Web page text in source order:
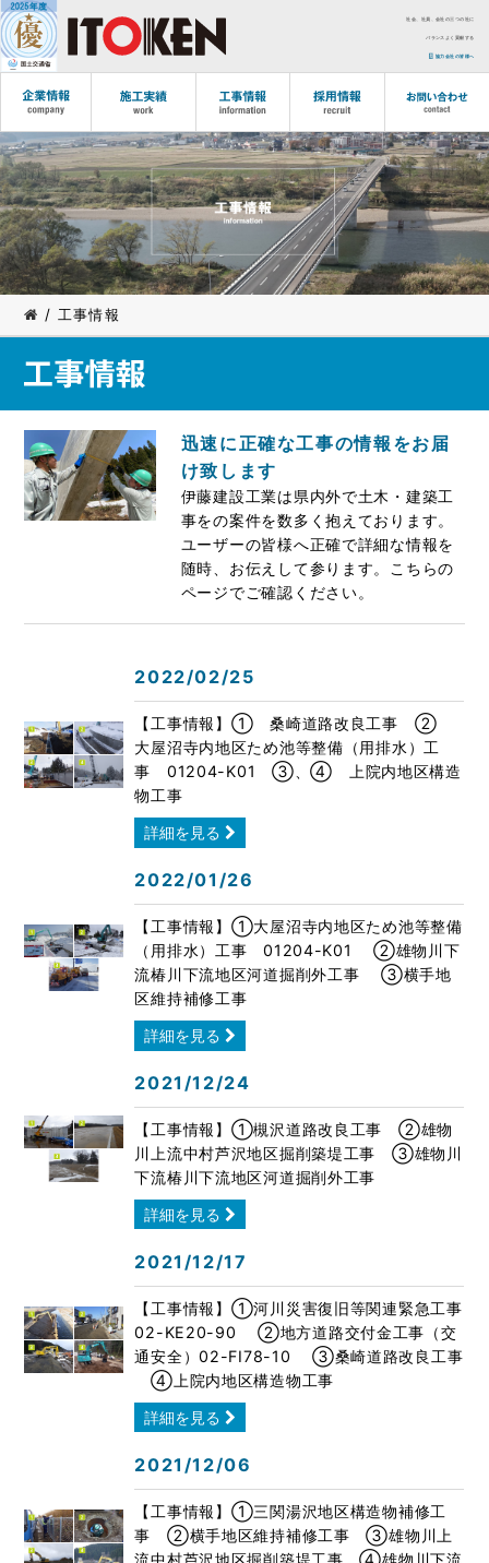
社会、社員、会社の三つの社に
バランスよく貢献する
協力会社の皆様へ
/ 工事情報
迅速に正確な工事の情報をお届
け致します
伊藤建設工業は県内外で土木・建築工
事をの案件を数多く抱えております。
ユーザーの皆様へ正確で詳細な情報を
随時、お伝えして参ります。こちらの
ページでご確認ください。
2022/02/25
【工事情報】① 桑崎道路改良工事 ②
大屋沼寺内地区ため池等整備（用排水）工
事 01204-K01 ➂、④ 上院内地区構造
物工事
詳細を見る
2022/01/26
【工事情報】①大屋沼寺内地区ため池等整備
（用排水）工事 01204-K01 ②雄物川下
流椿川下流地区河道掘削外工事 ➂横手地
区維持補修工事
詳細を見る
2021/12/24
【工事情報】①槻沢道路改良工事 ②雄物
川上流中村芦沢地区掘削築堤工事 ➂雄物川
下流椿川下流地区河道掘削外工事
詳細を見る
2021/12/17
【工事情報】①河川災害復旧等関連緊急工事
02-KE20-90 ②地方道路交付金工事（交
通安全）02-FI78-10 ➂桑崎道路改良工事
④上院内地区構造物工事
詳細を見る
2021/12/06
【工事情報】①三関湯沢地区構造物補修工
事 ②横手地区維持補修工事 ➂雄物川上
流中村芦沢地区掘削築堤工事 ④雄物川下流